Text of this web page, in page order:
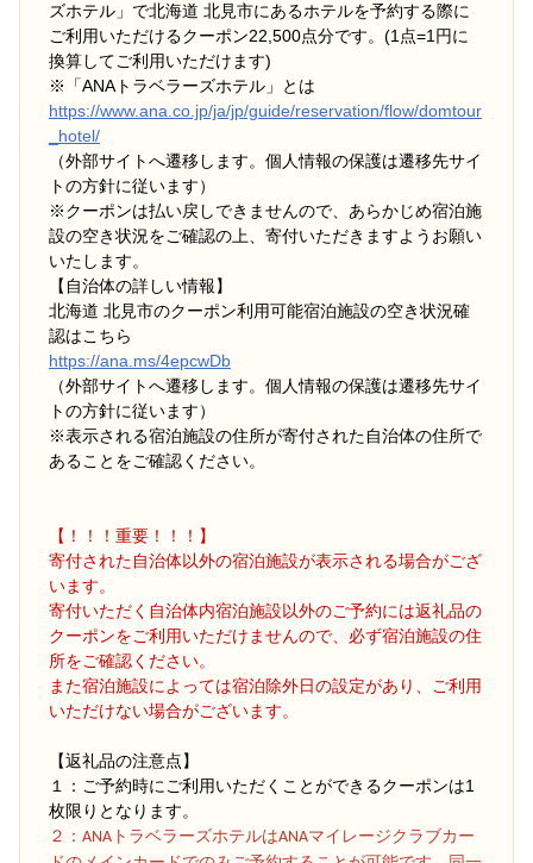
ズホテル」で北海道 北見市にあるホテルを予約する際に
ご利用いただけるクーポン22,500点分です。(1点=1円に
換算してご利用いただけます)
※「ANAトラベラーズホテル」とは
https://www.ana.co.jp/ja/jp/guide/reservation/flow/domtour
_hotel/
（外部サイトへ遷移します。個人情報の保護は遷移先サイ
トの方針に従います）
※クーポンは払い戻しできませんので、あらかじめ宿泊施
設の空き状況をご確認の上、寄付いただきますようお願い
いたします。
【自治体の詳しい情報】
北海道 北見市のクーポン利用可能宿泊施設の空き状況確
認はこちら
https://ana.ms/4epcwDb
（外部サイトへ遷移します。個人情報の保護は遷移先サイ
トの方針に従います）
※表示される宿泊施設の住所が寄付された自治体の住所で
あることをご確認ください。
【！！！重要！！！】
寄付された自治体以外の宿泊施設が表示される場合がござ
います。
寄付いただく自治体内宿泊施設以外のご予約には返礼品の
クーポンをご利用いただけませんので、必ず宿泊施設の住
所をご確認ください。
また宿泊施設によっては宿泊除外日の設定があり、ご利用
いただけない場合がございます。
【返礼品の注意点】
１：ご予約時にご利用いただくことができるクーポンは1
枚限りとなります。
２ ：ANAトラベラーズホテルはANAマイレージクラブカー